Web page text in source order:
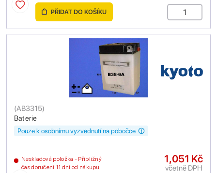
PŘIDAT DO KOŠÍKU
Baterie
(AB3315)
Neskladová položka - Přibližný
čas doručení 11 dní od nákupu
Pouze k osobnímu vyzvednutí na pobočce
1,051 Kč
včetně DPH